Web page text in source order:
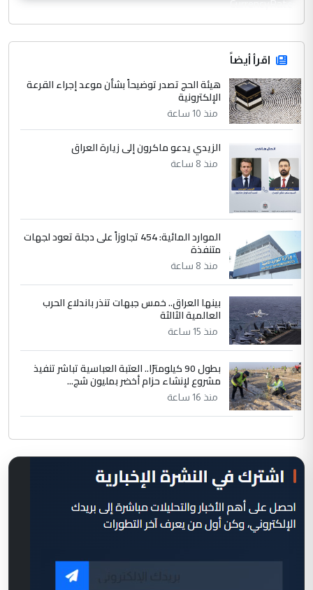
اقرأ أيضاً
هيئة الحج تصدر توضيحاً بشأن موعد إجراء القرعة
الإلكترونية
منذ 10 ساعة
الزيدي يدعو ماكرون إلى زيارة العراق
منذ 8 ساعة
الموارد المائية: 454 تجاوزاً على دجلة تعود لجهات
متنفذة
منذ 8 ساعة
بينها العراق.. خمس جبهات تنذر باندلاع الحرب
العالمية الثالثة
منذ 15 ساعة
بطول 90 كيلومترًا.. العتبة العباسية تباشر تنفيذ
مشروع لإنشاء حزام أخضر بمليون شج...
منذ 16 ساعة